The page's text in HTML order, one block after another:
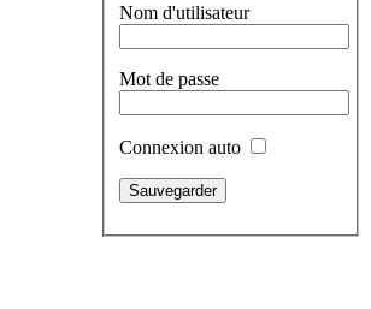
Nom d'utilisateur
Mot de passe
Connexion auto